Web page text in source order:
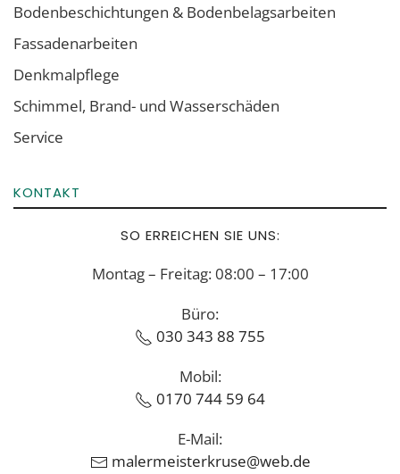
Boden­beschich­tungen & Boden­belags­arbeiten
Fassadenarbeiten
Denkmalpflege
Schimmel, Brand- und Wasserschäden
Service
KONTAKT
SO ERREICHEN SIE UNS:
Montag – Freitag: 08:00 – 17:00
Büro:
030 343 88 755
Mobil:
0170 744 59 64
E-Mail:
malermeisterkruse@web.de